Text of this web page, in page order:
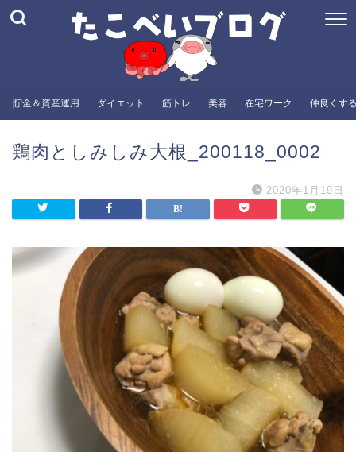
貯金＆資産運用 ダイエット 筋トレ 美容 在宅ワーク 仲良くす
鶏肉としみしみ大根_200118_0002
2020年1月19日